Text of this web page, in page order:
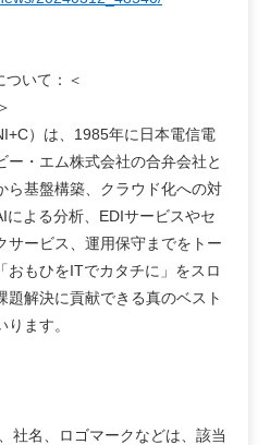
ついて ：＜
＞
）は、1985年に日本電信電
ー・エム株式会社の合弁会社と
ら基盤構築、クラウド化への対
による分析、EDIサービスやセ
サービス、運用保守までをトー
おもひをITでカタチに」をスロ
題解決に貢献できる真のベスト
ます。
社名、ロゴマークなどは、該当